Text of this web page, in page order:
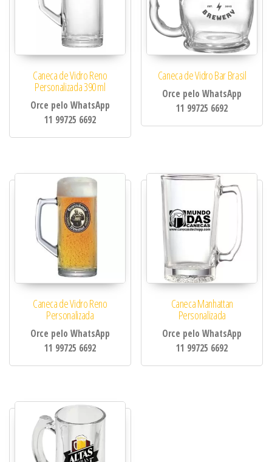
Caneca de Vidro Reno
Personalizada 390 ml
Orce pelo WhatsApp
11 99725 6692
Caneca de Vidro Bar Brasil
Orce pelo WhatsApp
11 99725 6692
Caneca de Vidro Reno
Personalizada
Orce pelo WhatsApp
11 99725 6692
Caneca Manhattan
Personalizada
Orce pelo WhatsApp
11 99725 6692